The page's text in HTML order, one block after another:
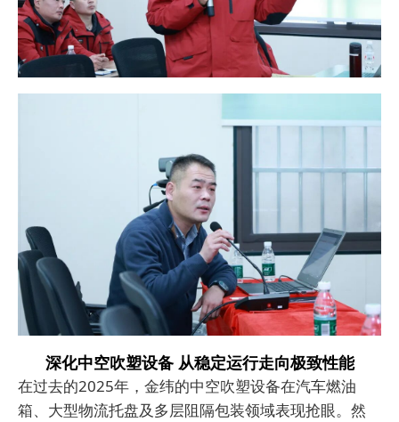
深化中空吹塑设备 从稳定运行走向极致性能
在过去的2025年，金纬的中空吹塑设备在汽车燃油
箱、大型物流托盘及多层阻隔包装领域表现抢眼。然